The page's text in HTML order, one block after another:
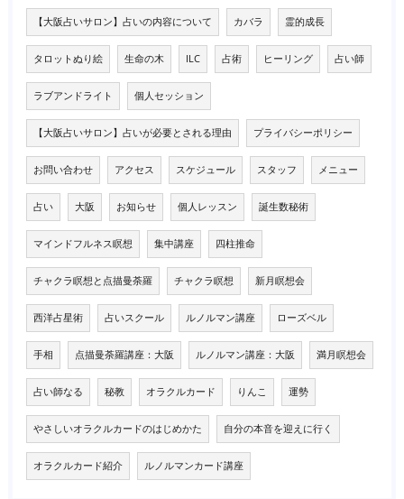
【大阪占いサロン】占いの内容について カバラ 霊的成長
タロットぬり絵 生命の木 ILC 占術 ヒーリング 占い師
ラブアンドライト 個人セッション
【大阪占いサロン】占いが必要とされる理由 プライバシーポリシー
お問い合わせ アクセス スケジュール スタッフ メニュー
占い 大阪 お知らせ 個人レッスン 誕生数秘術
マインドフルネス瞑想 集中講座 四柱推命
チャクラ瞑想と点描曼荼羅 チャクラ瞑想 新月瞑想会
西洋占星術 占いスクール ルノルマン講座 ローズベル
手相 点描曼荼羅講座：大阪 ルノルマン講座：大阪 満月瞑想会
占い師なる 秘教 オラクルカード りんこ 運勢
やさしいオラクルカードのはじめかた 自分の本音を迎えに行く
オラクルカード紹介 ルノルマンカード講座